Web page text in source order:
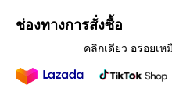
ช่องทางการสั่งซื้อ
คลิกเดียว อร่อยเ